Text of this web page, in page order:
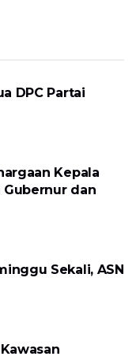
DPC Partai
Kepala
dan
Sekali, ASN